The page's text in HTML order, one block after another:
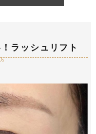
ラッシュリフト